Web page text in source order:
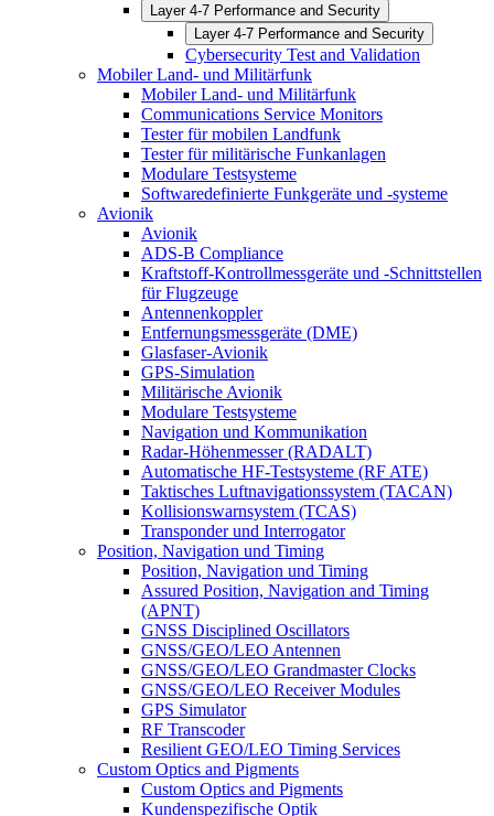
Layer 4-7 Performance and Security
Layer 4-7 Performance and Security
Cybersecurity Test and Validation
Mobiler Land- und Militärfunk
Mobiler Land- und Militärfunk
Communications Service Monitors
Tester für mobilen Landfunk
Tester für militärische Funkanlagen
Modulare Testsysteme
Softwaredefinierte Funkgeräte und -systeme
Avionik
Avionik
ADS-B Compliance
Kraftstoff-Kontrollmessgeräte und -Schnittstellen
für Flugzeuge
Antennenkoppler
Entfernungsmessgeräte (DME)
Glasfaser-Avionik
GPS-Simulation
Militärische Avionik
Modulare Testsysteme
Navigation und Kommunikation
Radar-Höhenmesser (RADALT)
Automatische HF-Testsysteme (RF ATE)
Taktisches Luftnavigationssystem (TACAN)
Kollisionswarnsystem (TCAS)
Transponder und Interrogator
Position, Navigation und Timing
Position, Navigation und Timing
Assured Position, Navigation and Timing
(APNT)
GNSS Disciplined Oscillators
GNSS/GEO/LEO Antennen
GNSS/GEO/LEO Grandmaster Clocks
GNSS/GEO/LEO Receiver Modules
GPS Simulator
RF Transcoder
Resilient GEO/LEO Timing Services
Custom Optics and Pigments
Custom Optics and Pigments
Kundenspezifische Optik